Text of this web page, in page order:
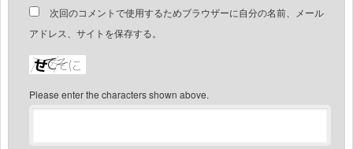
次回のコメントで使用するためブラウザーに自分の名前、メール
アドレス、サイトを保存する。
Please enter the characters shown above.